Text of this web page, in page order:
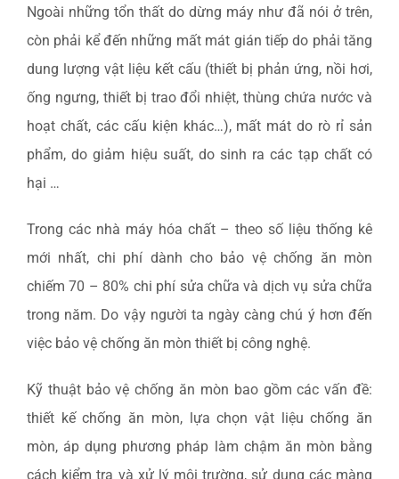
Ngoài những tổn thất do dừng máy như đã nói ở trên,
còn phải kể đến những mất mát gián tiếp do phải tăng
dung lượng vật liệu kết cấu (thiết bị phản ứng, nồi hơi,
ống ngưng, thiết bị trao đổi nhiệt, thùng chứa nước và
hoạt chất, các cấu kiện khác…), mất mát do rò rỉ sản
phẩm, do giảm hiệu suất, do sinh ra các tạp chất có
hại …
Trong các nhà máy hóa chất – theo số liệu thống kê
mới nhất, chi phí dành cho bảo vệ chống ăn mòn
chiếm 70 – 80% chi phí sửa chữa và dịch vụ sửa chữa
trong năm. Do vậy người ta ngày càng chú ý hơn đến
việc bảo vệ chống ăn mòn thiết bị công nghệ.
Kỹ thuật bảo vệ chống ăn mòn bao gồm các vấn đề:
thiết kế chống ăn mòn, lựa chọn vật liệu chống ăn
mòn, áp dụng phương pháp làm chậm ăn mòn bằng
cách kiểm tra và xử lý môi trường, sử dụng các màng